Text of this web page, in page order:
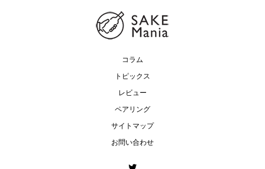
コラム
トピックス
レビュー
ペアリング
サイトマップ
お問い合わせ